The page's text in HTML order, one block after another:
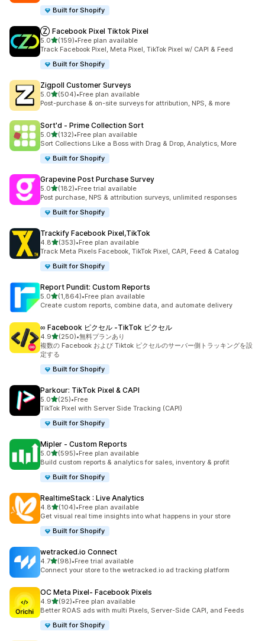
Built for Shopify
Ⓩ Facebook Pixel Tiktok Pixel
5.05つ星中
(159)
合計レビュー数：159件
•Free plan available
Track Facebook Pixel, Meta Pixel, TikTok Pixel w/ CAPI & Feed
Built for Shopify
Zigpoll Customer Surveys
5.05つ星中
(504)
合計レビュー数：504件
•Free plan available
Post-purchase & on-site surveys for attribution, NPS, & more
Sort'd ‑ Prime Collection Sort
5.05つ星中
(132)
合計レビュー数：132件
•Free plan available
Sort Collections Like a Boss with Drag & Drop, Analytics, More
Built for Shopify
Grapevine Post Purchase Survey
5.05つ星中
(182)
合計レビュー数：182件
•Free trial available
Post purchase, NPS & attribution surveys, unlimited responses
Built for Shopify
Trackify Facebook Pixel,TikTok
4.85つ星中
(353)
合計レビュー数：353件
•Free plan available
Track Meta Pixels Facebook, TikTok Pixel, CAPI, Feed & Catalog
Built for Shopify
Report Pundit: Custom Reports
5.05つ星中
(1,864)
合計レビュー数：1864件
•Free plan available
Create custom reports, combine data, and automate delivery
∞ Facebook ピクセル ‑TikTok ピクセル
4.95つ星中
(250)
合計レビュー数：250件
•無料プランあり
複数の Facebook および Tiktok ピクセルのサーバー側トラッキングを設
定する
Built for Shopify
Parkour: TikTok Pixel & CAPI
5.05つ星中
(25)
合計レビュー数：25件
•Free
TikTok Pixel with Server Side Tracking (CAPI)
Built for Shopify
Mipler ‑ Custom Reports
5.05つ星中
(595)
合計レビュー数：595件
•Free plan available
Build custom reports & analytics for sales, inventory & profit
Built for Shopify
RealtimeStack : Live Analytics
4.85つ星中
(104)
合計レビュー数：104件
•Free plan available
Get visual real time insights into what happens in your store
Built for Shopify
wetracked.io Connect
4.75つ星中
(98)
合計レビュー数：98件
•Free trial available
Connect your store to the wetracked.io ad tracking platform
OC Meta Pixel‑ Facebook Pixels
4.95つ星中
(92)
合計レビュー数：92件
•Free plan available
Better ROAS ads with multi Pixels, Server-Side CAPI, and Feeds
Built for Shopify